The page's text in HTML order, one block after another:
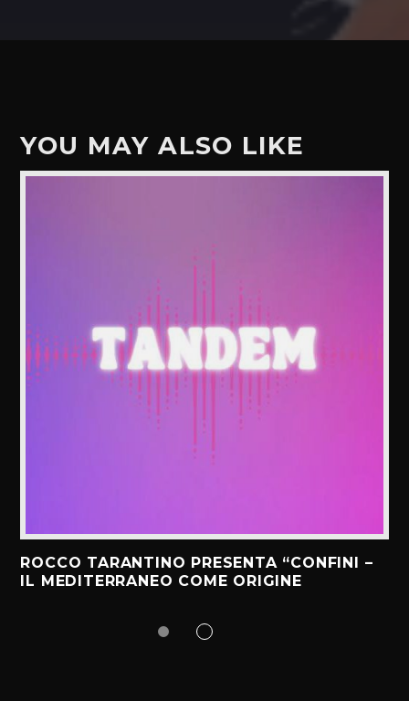
YOU MAY ALSO LIKE
ROCCO TARANTINO PRESENTA “CONFINI –
IL MEDITERRANEO COME ORIGINE